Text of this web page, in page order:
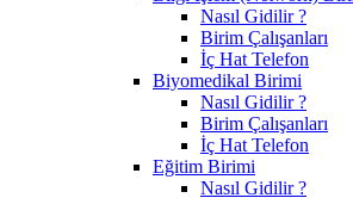
Nasıl Gidilir ?
Birim Çalışanları
İç Hat Telefon
Biyomedikal Birimi
Nasıl Gidilir ?
Birim Çalışanları
İç Hat Telefon
Eğitim Birimi
Nasıl Gidilir ?